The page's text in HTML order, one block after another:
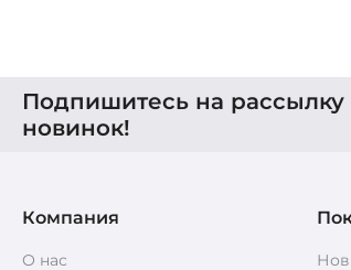
Подпишитесь на рассылку
новинок!
Компания
О нас